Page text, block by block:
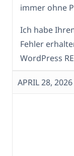
immer ohne
Ich habe
Fehler
WordPress
APRIL 28,